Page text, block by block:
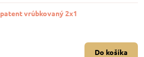
vrúbkovaný 2x1
Do košíka